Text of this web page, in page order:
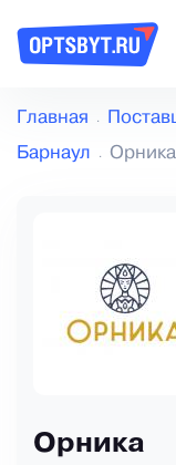
Главная
Барнаул Орника
Орника